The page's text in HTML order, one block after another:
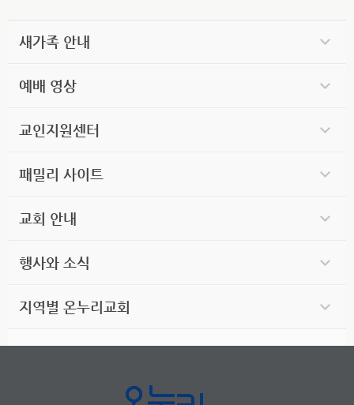
새가족 안내
예배 영상
교인지원센터
패밀리 사이트
교회 안내
행사와 소식
지역별 온누리교회